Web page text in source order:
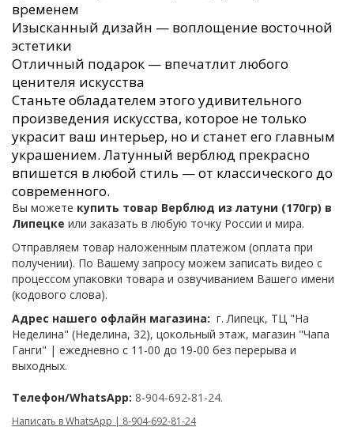
временем
Изысканный дизайн — воплощение восточной
эстетики
Отличный подарок — впечатлит любого
ценителя искусства
Станьте обладателем этого удивительного
произведения искусства, которое не только
украсит ваш интерьер, но и станет его главным
украшением. Латунный верблюд прекрасно
впишется в любой стиль — от классического до
современного.
Вы можете купить товар Верблюд из латуни (170гр) в
Липецке или заказать в любую точку России и мира.
Отправляем товар наложенным платежом (оплата при
получении). По Вашему запросу можем записать видео с
процессом упаковки товара и озвучиванием Вашего имени
(кодового слова).
Адрес нашего офлайн магазина: г. Липецк, ТЦ "На
Неделина" (Неделина, 32), цокольный этаж, магазин "Чапа
Ганги" | ежедневно с 11-00 до 19-00 без перерыва и
выходных.
Телефон/WhatsApp: 8-904-692-81-24.
Написать в WhatsApp | 8-904-692-81-24